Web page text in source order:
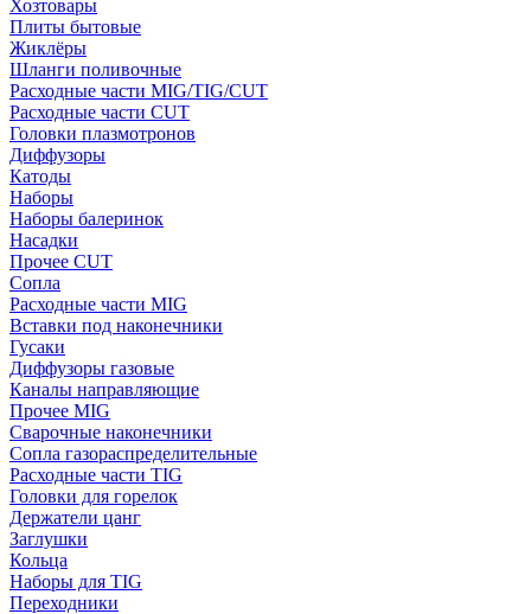
Хозтовары
Плиты бытовые
Жиклёры
Шланги поливочные
Расходные части MIG/TIG/CUT
Расходные части CUT
Головки плазмотронов
Диффузоры
Катоды
Наборы
Наборы балеринок
Насадки
Прочее CUT
Сопла
Расходные части MIG
Вставки под наконечники
Гусаки
Диффузоры газовые
Каналы направляющие
Прочее MIG
Сварочные наконечники
Сопла газораспределительные
Расходные части TIG
Головки для горелок
Держатели цанг
Заглушки
Кольца
Наборы для TIG
Переходники